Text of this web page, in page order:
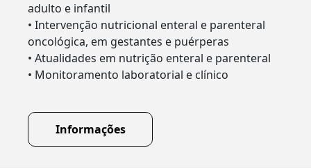
adulto e infantil
• Intervenção nutricional enteral e parenteral
oncológica, em gestantes e puérperas
• Atualidades em nutrição enteral e parenteral
• Monitoramento laboratorial e clínico
Informações